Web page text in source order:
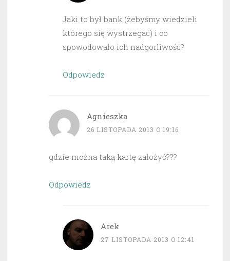
Jaki to był bank (żebyśmy wiedzieli
którego się wystrzegać) i co
spowodowało ich nadgorliwość?
Odpowiedz
Agnieszka
26 LISTOPADA 2013 O 19:16
gdzie można taką kartę założyć???
Odpowiedz
Arek
27 LISTOPADA 2013 O 12:41